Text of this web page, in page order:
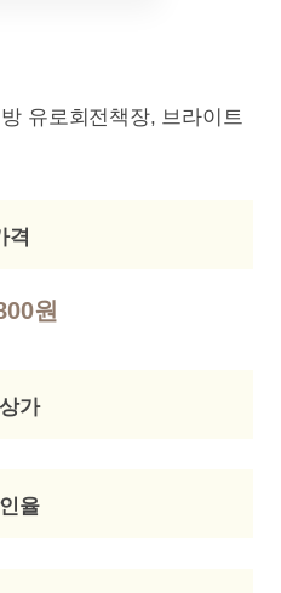
유로회전책장, 브라이트
격
원
가
율